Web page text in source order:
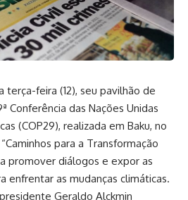
terça-feira (12), seu pavilhão de
Conferência das Nações Unidas
(COP29), realizada em Baku, no
para a Transformação
promover diálogos e expor as
enfrentar as mudanças climáticas.
Geraldo Alckmin